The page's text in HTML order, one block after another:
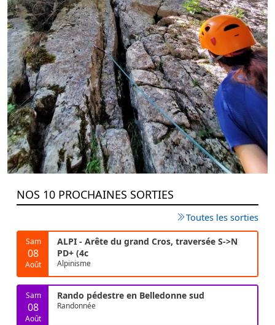
NOS 10 PROCHAINES SORTIES
Toutes les sorties
Sam
08
Août
ALPI - Arête du grand Cros, traversée S->N
PD+ (4c
Alpinisme
Sam
08
Août
Rando pédestre en Belledonne sud
Randonnée